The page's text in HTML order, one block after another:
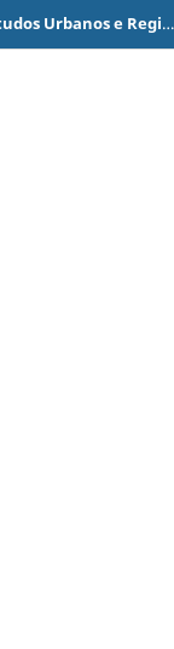
ESCALAS: Revista Multidisciplinar de Estudos Urbanos e Regionais